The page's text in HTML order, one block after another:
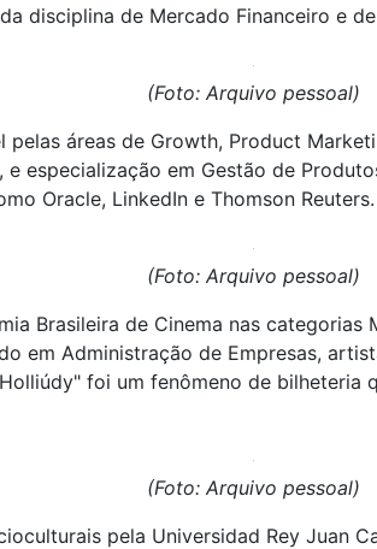
disciplina de Mercado Financeiro e
(Foto: Arquivo pessoal)
pelas áreas de Growth, Product
especialização em Gestão de
Oracle, LinkedIn e Thomson Reuters.
(Foto: Arquivo pessoal)
Brasileira de Cinema nas
em Administração de Empresas,
foi um fenômeno de
(Foto: Arquivo pessoal)
pela Universidad Rey Juan